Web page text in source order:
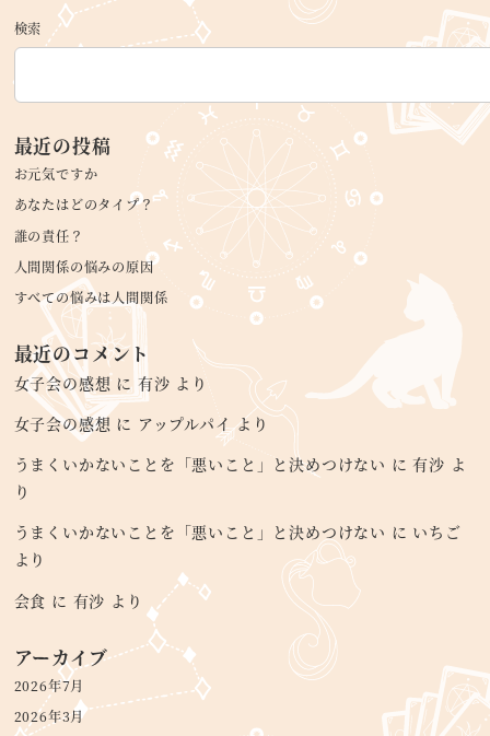
検索
最近の投稿
お元気ですか
あなたはどのタイプ？
誰の責任？
人間関係の悩みの原因
すべての悩みは人間関係
最近のコメント
女子会の感想に 有沙 より
女子会の感想 に アップルパイ より
うまくいかないことを「悪いこと」と決めつけない に有沙 よ
り
うまくいかないことを「悪いこと」と決めつけない に いちご
より
会食 に 有沙 より
アーカイブ
2026年7月
2026年3月